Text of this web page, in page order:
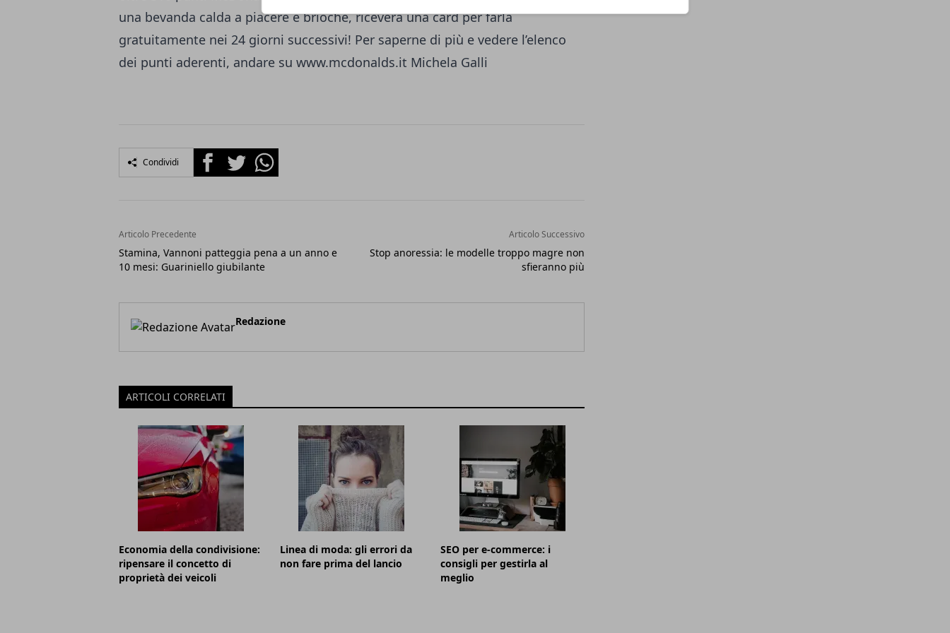
una bevanda calda a piacere e brioche, riceverà una card per farla
gratuitamente nei 24 giorni successivi! Per saperne di più e vedere l’elenco
dei punti aderenti, andare su www.mcdonalds.it Michela Galli
Condividi FacebookTwitterWhatsapp
Articolo Precedente
Stamina, Vannoni patteggia pena a un anno e
10 mesi: Guariniello giubilante
Articolo Successivo
Stop anoressia: le modelle troppo magre non
sfieranno più
Redazione
ARTICOLI CORRELATI
Economia della condivisione:
ripensare il concetto di
proprietà dei veicoli
Linea di moda: gli errori da
non fare prima del lancio
SEO per e-commerce: i
consigli per gestirla al
meglio